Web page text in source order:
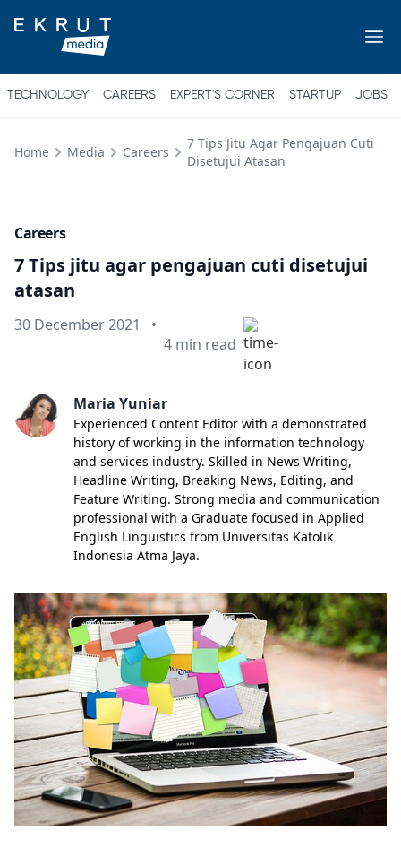
TECHNOLOGY CAREERS EXPERT'S CORNER STARTUP JOBS
Home Media Careers
7 Tips Jitu Agar Pengajuan Cuti
Disetujui Atasan
Careers
7 Tips jitu agar pengajuan cuti disetujui
atasan
Published on
30 December 2021
•
Min read
4 min read
Maria Yuniar
Experienced Content Editor with a demonstrated
history of working in the information technology
and services industry. Skilled in News Writing,
Headline Writing, Breaking News, Editing, and
Feature Writing. Strong media and communication
professional with a Graduate focused in Applied
English Linguistics from Universitas Katolik
Indonesia Atma Jaya.